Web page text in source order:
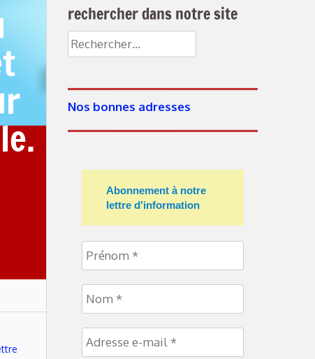
rechercher dans notre site
Rechercher :
Nos bonnes adresses
Abonnement à notre
lettre d'information